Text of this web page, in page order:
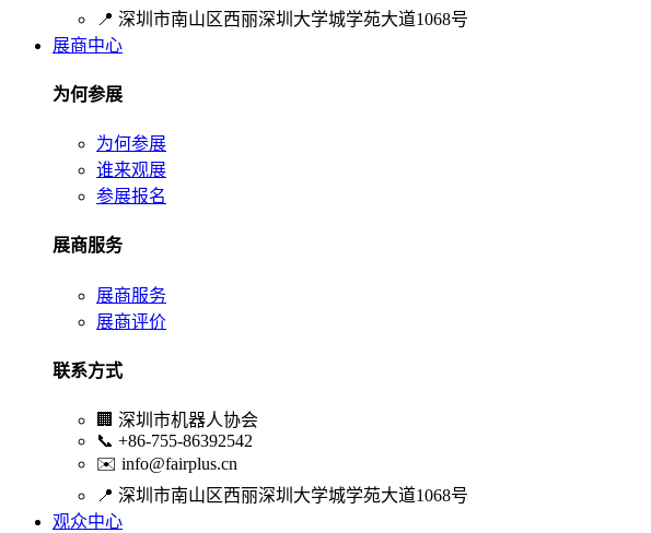
📍 深圳市南山区西丽深圳大学城学苑大道1068号
展商中心
为何参展
为何参展
谁来观展
参展报名
展商服务
展商服务
展商评价
联系方式
🏢 深圳市机器人协会
📞 +86-755-86392542
✉️ info@fairplus.cn
📍 深圳市南山区西丽深圳大学城学苑大道1068号
观众中心